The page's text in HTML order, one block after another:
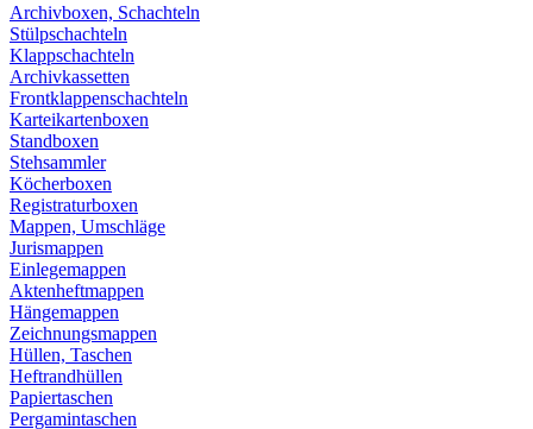
Archivboxen, Schachteln
Stülpschachteln
Klappschachteln
Archivkassetten
Frontklappenschachteln
Karteikartenboxen
Standboxen
Stehsammler
Köcherboxen
Registraturboxen
Mappen, Umschläge
Jurismappen
Einlegemappen
Aktenheftmappen
Hängemappen
Zeichnungsmappen
Hüllen, Taschen
Heftrandhüllen
Papiertaschen
Pergamintaschen